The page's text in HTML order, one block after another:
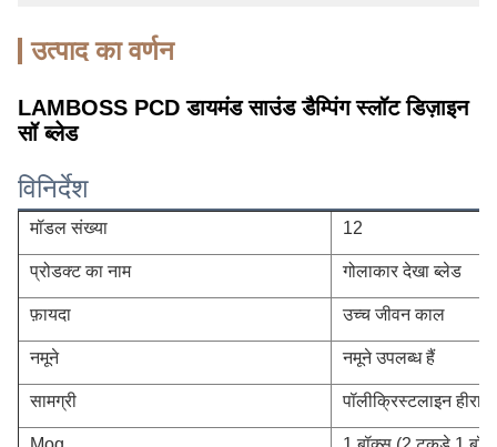
उत्पाद का वर्णन
LAMBOSS PCD डायमंड साउंड डैम्पिंग स्लॉट डिज़ाइन
सॉ ब्लेड
विनिर्देश
मॉडल संख्या 12
प्रोडक्ट का नाम गोलाकार देखा ब्लेड
फ़ायदा उच्च जीवन काल
नमूने नमूने उपलब्ध हैं
सामग्री पॉलीक्रिस्टलाइन हीरा